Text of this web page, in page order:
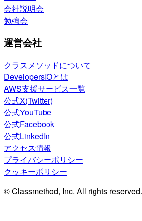
会社説明会
勉強会
運営会社
クラスメソッドについて
DevelopersIOとは
AWS支援サービス一覧
公式X(Twitter)
公式YouTube
公式Facebook
公式LinkedIn
アクセス情報
プライバシーポリシー
クッキーポリシー
© Classmethod, Inc. All rights reserved.